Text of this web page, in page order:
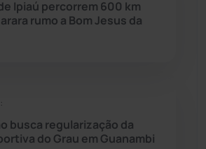
(425)
Ipiaú percorrem 600 km
rumo a Bom Jesus da
busca regularização da
do Grau em Guanambi